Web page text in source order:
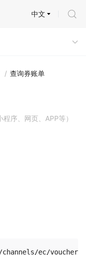
中文
/ 查询券账单
序、网页、APP等）